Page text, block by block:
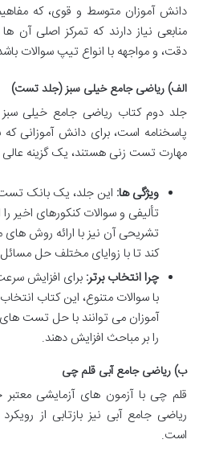
دانش آموزان متوسط و قوی، که
منابعی نیاز دارند که تمرکز اصلی
دقت، و مواجهه با انواع تیپ سوالات
الف) ریاضی جامع خیلی سبز (جلد تست)
جلد دوم کتاب ریاضی جامع خیلی
پاسخنامه است، برای دانش آموزانی
مهارت تست زنی هستند، یک گزینه
ویژگی ها: این جلد، یک بانک
تألیفی و سوالات کنکورهای اخیر
تشریحی آن نیز با ارائه روش
کند تا با زوایای مختلف حل
چرا انتخاب برتر: برای افزایش
با سوالات متنوع، این کتاب
آموزان می توانند با حل تست
را بر مباحث افزایش دهند.
ب) ریاضی جامع آبی قلم چی
قلم چی با آزمون های آزمایشی
ریاضی جامع آبی نیز بازتابی از
است.